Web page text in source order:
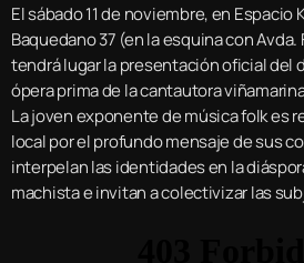
El sábado 11 de noviembre, en Espacio
Baquedano 37 (en la esquina con Avda.
tendrá lugar la presentación oficial del
ópera prima de la cantautora
La joven exponente de música folk es
local por el profundo mensaje de sus
interpelan las identidades en la
machista e invitan a colectivizar las